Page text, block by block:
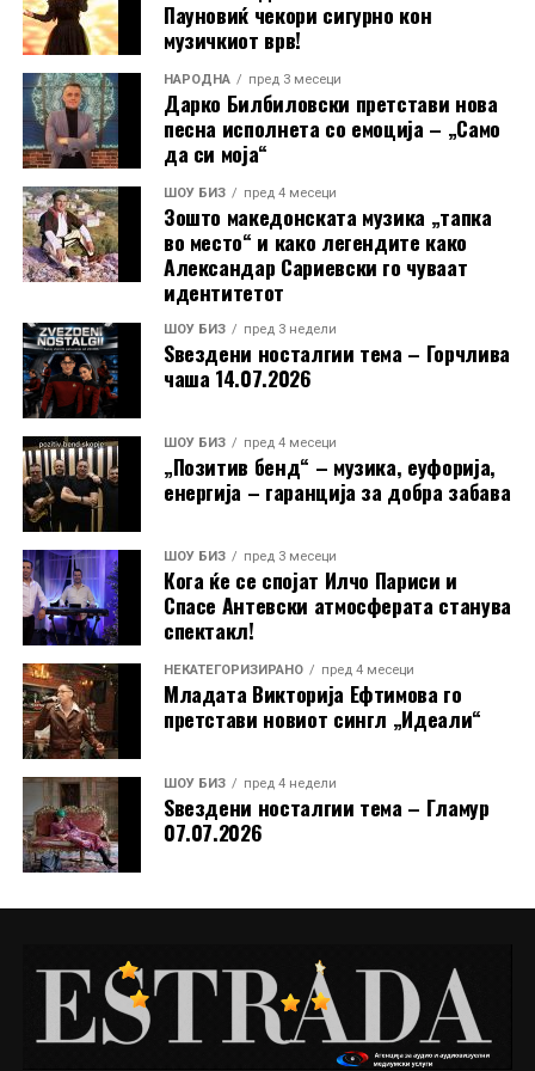
РЕКЛАМА
ПОВРЗАНИ ТЕМИ:
СЛЕДНО
Културното лето 2025 во Ѓорче Петров завршува со
петдневен спектакл
„Вкуси го југот“ во Гевгелија: Три дена музика,
традиција и забава
„Имам навистина многу спомени и тие траат цел
приказни од мојот живот и кариерата. За жал, сè
уште не се преведени на македонски јазик“, вели
таа.
РЕКЛАМА
Публиката на „Охрид Фест“ од неа може да очекува,
пред сè, добра песна и добро расположение.
„Добрата песна е добра песна. Единственото
изненадување може да биде само тоа што ќе го
мало возење по езерото и еден блескав охридски
РЕКЛАМА
Пауновиќ чекори сигурно кон
музичкиот врв!
НАРОДНА пред 3 месеци
Дарко Билбиловски претстави нова
песна исполнета со емоција – „Само
да си моја“
ШОУ БИЗ пред 4 месеци
Зошто македонската музика „тапка
во место“ и како легендите како
Александар Сариевски го чуваат
идентитетот
ШОУ БИЗ пред 3 недели
Ѕвездени носталгии тема – Горчлива
чаша 14.07.2026
ШОУ БИЗ пред 4 месеци
„Позитив бенд“ – музика, еуфорија,
енергија – гаранција за добра забава
ШОУ БИЗ пред 3 месеци
Кога ќе се спојат Илчо Париси и
Спасе Антевски атмосферата станува
спектакл!
НЕКАТЕГОРИЗИРАНО пред 4 месеци
Младата Викторија Ефтимова го
претстави новиот сингл „Идеали“
ШОУ БИЗ пред 4 недели
Ѕвездени носталгии тема – Гламур
07.07.2026